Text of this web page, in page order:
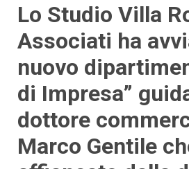
Lo Studio Villa
Associati ha
nuovo
di Impresa”
dottore
Marco Gentile